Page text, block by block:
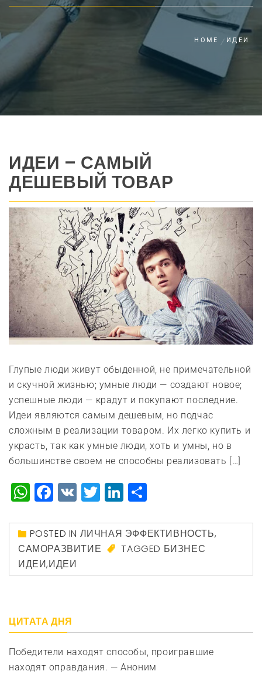
HOME ИДЕИ
ИДЕИ – САМЫЙ
ДЕШЕВЫЙ ТОВАР
Глупые люди живут обыденной, не примечательной
и скучной жизнью; умные люди — создают новое;
успешные люди — крадут и покупают последние.
Идеи являются самым дешевым, но подчас
сложным в реализации товаром. Их легко купить и
украсть, так как умные люди, хоть и умны, но в
большинстве своем не способны реализовать […]
WhatsApp
Facebook
VK TwitterLinkedIn
POSTED IN ЛИЧНАЯ ЭФФЕКТИВНОСТЬ,
САМОРАЗВИТИЕ
TAGGED БИЗНЕС
ИДЕИ,ИДЕИ
ЦИТАТА ДНЯ
Победители находят способы, проигравшие
находят оправдания. — Аноним